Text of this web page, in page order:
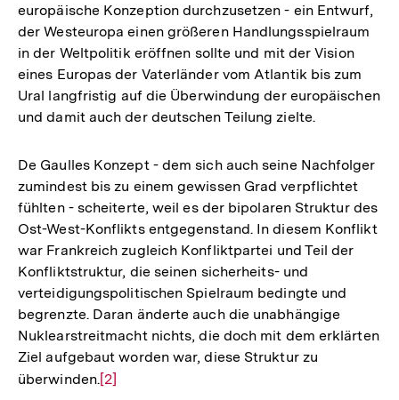
europäische Konzeption durchzusetzen - ein Entwurf,
der Westeuropa einen größeren Handlungsspielraum
in der Weltpolitik eröffnen sollte und mit der Vision
eines Europas der Vaterländer vom Atlantik bis zum
Ural langfristig auf die Überwindung der europäischen
und damit auch der deutschen Teilung zielte.
De Gaulles Konzept - dem sich auch seine Nachfolger
zumindest bis zu einem gewissen Grad verpflichtet
fühlten - scheiterte, weil es der bipolaren Struktur des
Ost-West-Konflikts entgegenstand. In diesem Konflikt
war Frankreich zugleich Konfliktpartei und Teil der
Konfliktstruktur, die seinen sicherheits- und
verteidigungspolitischen Spielraum bedingte und
begrenzte. Daran änderte auch die unabhängige
Nuklearstreitmacht nichts, die doch mit dem erklärten
Ziel aufgebaut worden war, diese Struktur zu
überwinden.Zur
[2]